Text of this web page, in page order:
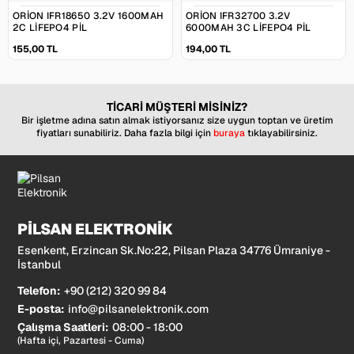
ORION IFR18650 3.2V 1600MAH
2C LIFEPO4 PIL
155,00 TL
ORION IFR32700 3.2V
6000MAH 3C LIFEPO4 PIL
194,00 TL
TİCARİ MÜŞTERİ MİSİNİZ?
Bir işletme adına satın almak istiyorsanız size uygun toptan ve üretim
fiyatları sunabiliriz. Daha fazla bilgi için burayatıklayabilirsiniz.
PİLSAN ELEKTRONİK
Esenkent, Erzincan Sk.No:22, Pilsan Plaza 34776 Ümraniye -
İstanbul
Telefon: +90 (212) 320 99 84
E-posta: info@pilsanelektronik.com
Çalışma Saatleri: 08:00 - 18:00
(Hafta içi, Pazartesi - Cuma)